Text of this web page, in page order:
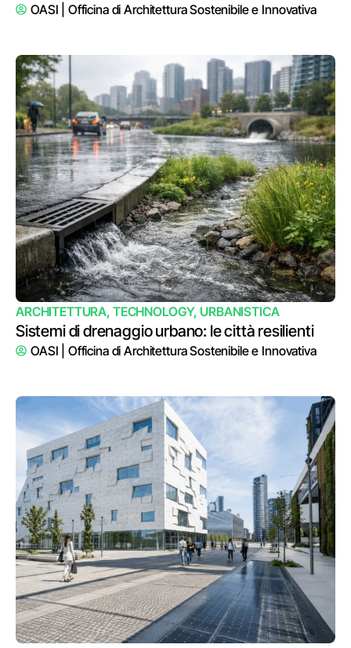
OASI | Officina di Architettura Sostenibile e Innovativa
ARCHITETTURA, TECHNOLOGY,URBANISTICA
Sistemi di drenaggio urbano: le città resilienti
OASI | Officina di Architettura Sostenibile e Innovativa